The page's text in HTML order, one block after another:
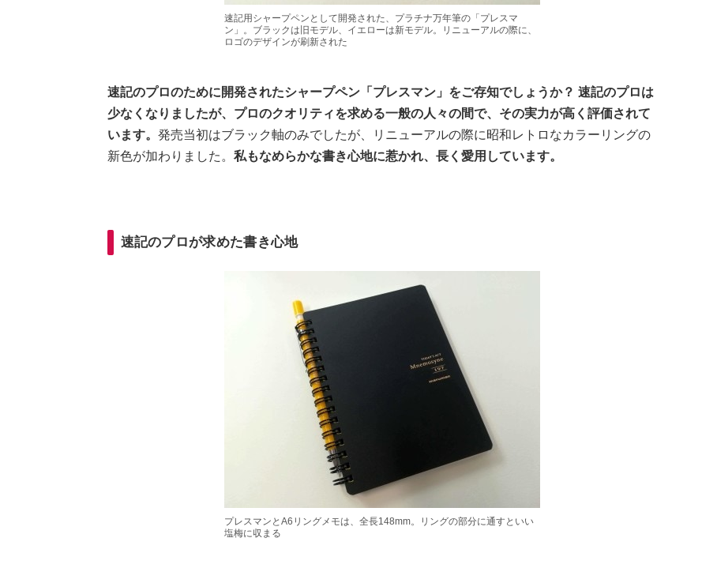
速記用シャープペンとして開発された、プラチナ万年筆の「プレスマ
ン」。ブラックは旧モデル、イエローは新モデル。リニューアルの際に、
ロゴのデザインが刷新された
速記のプロのために開発されたシャープペン「プレスマン」をご存知でしょうか？ 速記のプロは
少なくなりましたが、プロのクオリティを求める一般の人々の間で、その実力が高く評価されて
います。 発売当初はブラック軸のみでしたが、リニューアルの際に昭和レトロなカラーリングの
新色が加わりました。 私もなめらかな書き心地に惹かれ、長く愛用しています。
速記のプロが求めた書き心地
プレスマンとA6リングメモは、全長148mm。リングの部分に通すといい
塩梅に収まる